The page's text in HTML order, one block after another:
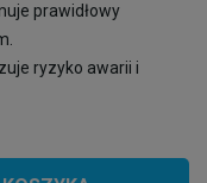
prawidłowy
ryzyko awarii i